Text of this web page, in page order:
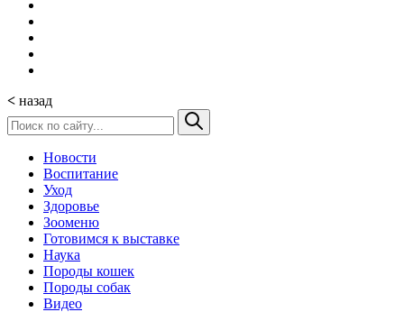
< назад
Новости
Воспитание
Уход
Здоровье
Зооменю
Готовимся к выставке
Наука
Породы кошек
Породы собак
Видео